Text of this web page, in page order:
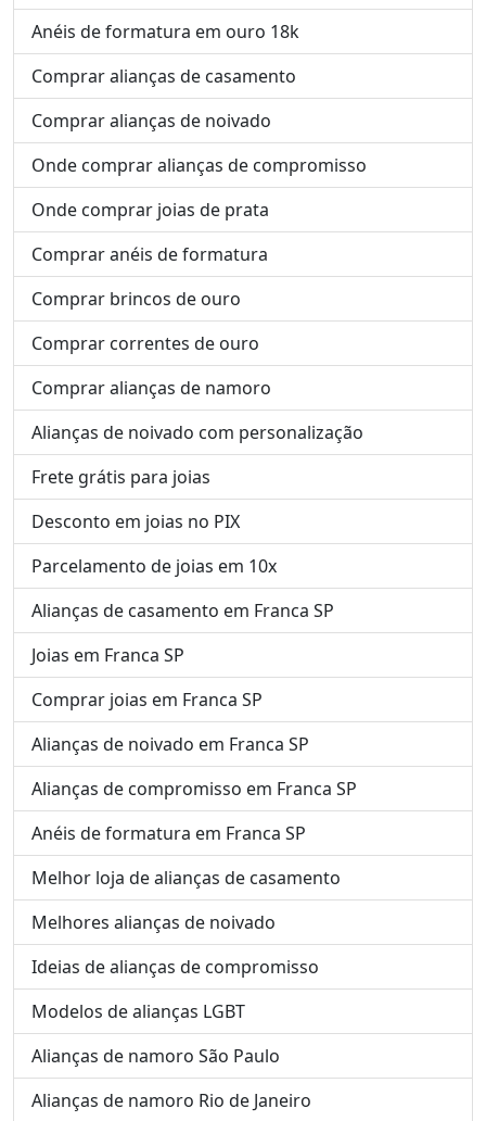
Anéis de formatura em ouro 18k
Comprar alianças de casamento
Comprar alianças de noivado
Onde comprar alianças de compromisso
Onde comprar joias de prata
Comprar anéis de formatura
Comprar brincos de ouro
Comprar correntes de ouro
Comprar alianças de namoro
Alianças de noivado com personalização
Frete grátis para joias
Desconto em joias no PIX
Parcelamento de joias em 10x
Alianças de casamento em Franca SP
Joias em Franca SP
Comprar joias em Franca SP
Alianças de noivado em Franca SP
Alianças de compromisso em Franca SP
Anéis de formatura em Franca SP
Melhor loja de alianças de casamento
Melhores alianças de noivado
Ideias de alianças de compromisso
Modelos de alianças LGBT
Alianças de namoro São Paulo
Alianças de namoro Rio de Janeiro